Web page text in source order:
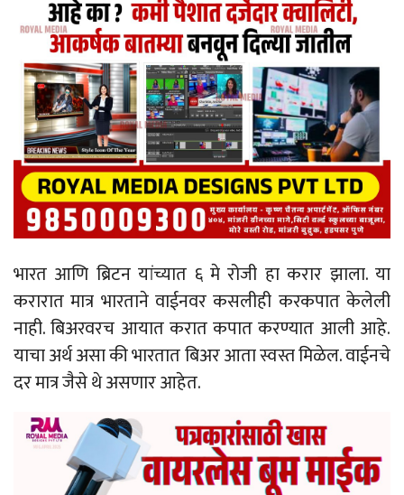
भारत आणि ब्रिटन यांच्यात ६ मे रोजी हा करार झाला. या
करारात मात्र भारताने वाईनवर कसलीही करकपात केलेली
नाही. बिअरवरच आयात करात कपात करण्यात आली आहे.
याचा अर्थ असा की भारतात बिअर आता स्वस्त मिळेल. वाईनचे
दर मात्र जैसे थे असणार आहेत.